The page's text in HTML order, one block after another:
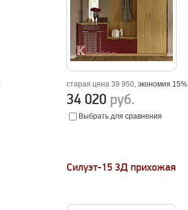
старая цена 39 950,экономия 15%
34 020 руб.
Выбрать для сравнения
Силуэт-15 3Д прихожая